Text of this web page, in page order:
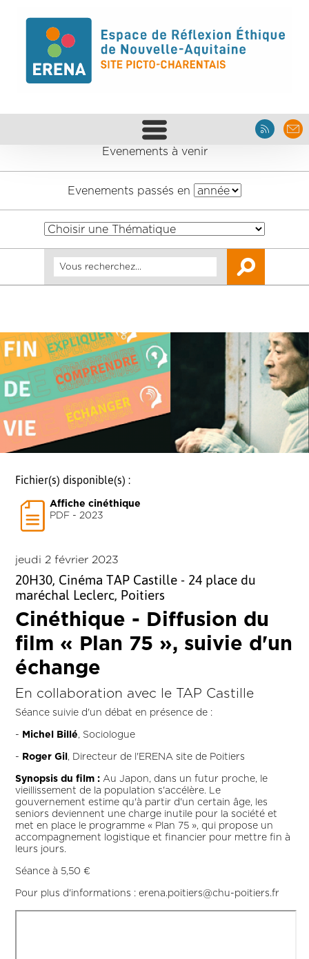
Evenements à venir
Evenements passés en
Fichier(s) disponible(s) :
Affiche cinéthique
PDF - 2023
jeudi 2 février 2023
20H30, Cinéma TAP Castille - 24 place du
maréchal Leclerc, Poitiers
Cinéthique - Diffusion du
film « Plan 75 », suivie d'un
échange
En collaboration avec le TAP Castille
Séance suivie d'un débat en présence de :
- Michel Billé, Sociologue
- Roger Gil , Directeur de l'ERENA site de Poitiers
Synopsis du film : Au Japon, dans un futur proche, le
vieillissement de la population s'accélère. Le
gouvernement estime qu'à partir d'un certain âge, les
seniors deviennent une charge inutile pour la société et
met en place le programme « Plan 75 », qui propose un
accompagnement logistique et financier pour mettre fin à
leurs jours.
Séance à 5,50 €
Pour plus d'informations : erena.poitiers@chu-poitiers.fr